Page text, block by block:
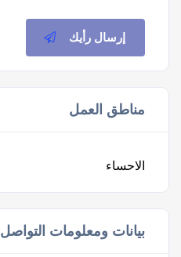
إرسال رأيك
مناطق العمل
الاحساء
بيانات ومعلومات التواصل